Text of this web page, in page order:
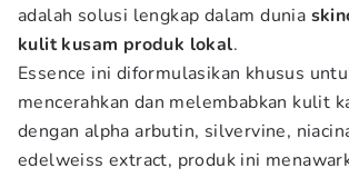
adalah solusi lengkap dalam dunia
kulit kusam produk lokal.
Essence ini diformulasikan khusus
mencerahkan dan melembabkan kulit
dengan alpha arbutin, silvervine,
edelweiss extract, produk ini